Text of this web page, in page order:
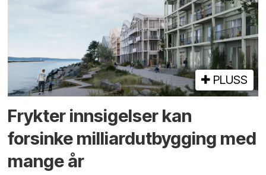
PLUSS
Frykter innsigelser kan
forsinke milliard­utbygging med
mange år